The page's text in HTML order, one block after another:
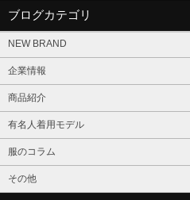
ブログカテゴリ
NEW BRAND
企業情報
商品紹介
有名人着用モデル
服のコラム
その他